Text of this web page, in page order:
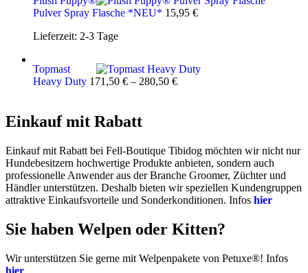
Pulver Spray Flasche *NEU* 15,95 €
Lieferzeit: 2-3 Tage
Topmast
Heavy Duty 171,50 € – 280,50 €
Einkauf mit Rabatt
Einkauf mit Rabatt bei Fell-Boutique Tibidog möchten wir nicht nur
Hundebesitzern hochwertige Produkte anbieten, sondern auch
professionelle Anwender aus der Branche Groomer, Züchter und
Händler unterstützen. Deshalb bieten wir speziellen Kundengruppen
attraktive Einkaufsvorteile und Sonderkonditionen. Infos hier
Sie haben Welpen oder Kitten?
Wir unterstützen Sie gerne mit Welpenpakete von Petuxe®! Infos
hier